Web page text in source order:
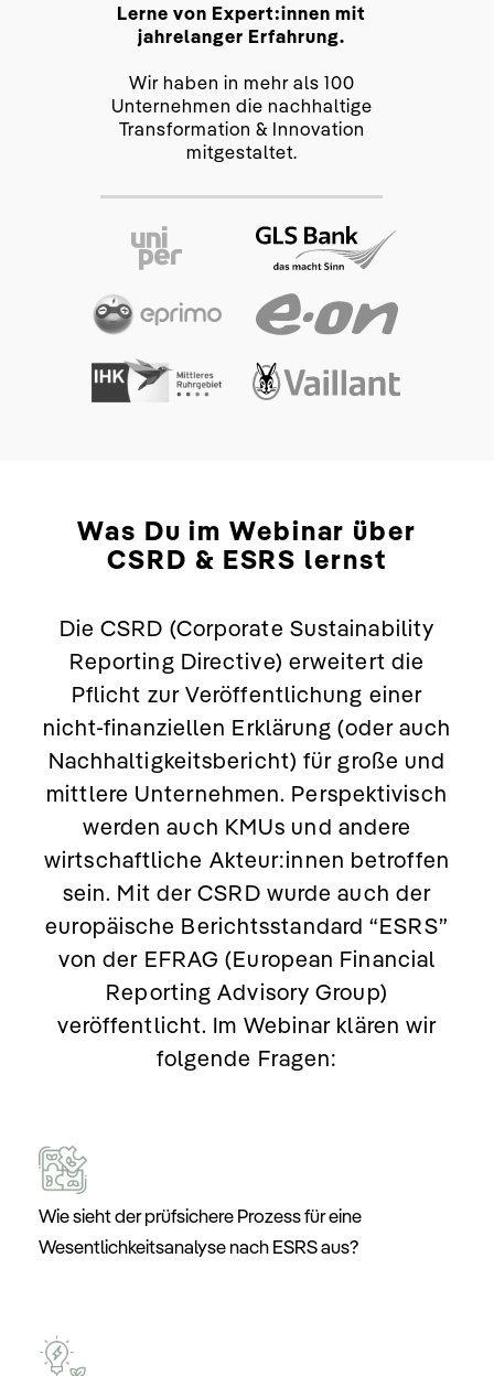
Lerne von Expert:innen mit
jahrelanger Erfahrung.
Wir haben in mehr als 100
Unternehmen die nachhaltige
Transformation & Innovation
mitgestaltet.
Was Du im Webinar über
CSRD & ESRS lernst
Die CSRD (Corporate Sustainability
Reporting Directive) erweitert die
Pflicht zur Veröffentlichung einer
nicht-finanziellen Erklärung (oder auch
Nachhaltigkeitsbericht) für große und
mittlere Unternehmen. Perspektivisch
werden auch KMUs und andere
wirtschaftliche Akteur:innen betroffen
sein. Mit der CSRD wurde auch der
europäische Berichtsstandard “ESRS”
von der EFRAG (European Financial
Reporting Advisory Group)
veröffentlicht. Im Webinar klären wir
folgende Fragen:
Wie sieht der prüfsichere Prozess für eine
Wesentlichkeitsanalyse nach ESRS aus?